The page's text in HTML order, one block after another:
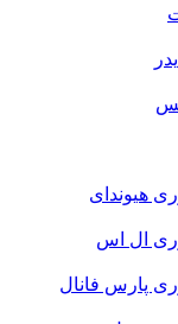
هیوندای
ال اس
پارس فانال